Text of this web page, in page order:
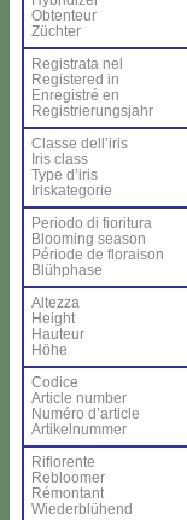
Ob­ten­teur
Zü­ch­ter
Re­gi­stra­ta nel
Re­gi­ste­red in
En­re­gi­stré en
Re­gi­strie­rung­sjahr
Clas­se del­l’i­ris
Iris class
Ty­pe d’i­ris
Iri­ska­te­go­rie
Pe­rio­do di fio­ri­tu­ra
Bloo­ming sea­son
Pé­rio­de de flo­rai­son
Blü­h­pha­se
Al­tez­za
Height
Hau­teur
Hö­he
Co­di­ce
Ar­ti­cle num­ber
Nu­mé­ro d’ar­ti­cle
Ar­ti­kel­num­mer
Ri­fio­ren­te
Re­bloo­mer
Ré­mon­tant
Wie­der­blü­hend